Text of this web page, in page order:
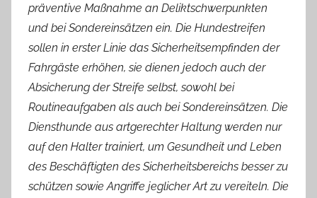
präventive Maßnahme an Deliktschwerpunkten
und bei Sondereinsätzen ein. Die Hundestreifen
sollen in erster Linie das Sicherheitsempfinden der
Fahrgäste erhöhen, sie dienen jedoch auch der
Absicherung der Streife selbst, sowohl bei
Routineaufgaben als auch bei Sondereinsätzen. Die
Diensthunde aus artgerechter Haltung werden nur
auf den Halter trainiert, um Gesundheit und Leben
des Beschäftigten des Sicherheitsbereichs besser zu
schützen sowie Angriffe jeglicher Art zu vereiteln. Die